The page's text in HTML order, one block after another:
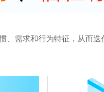
需求和行为特征，从而迭